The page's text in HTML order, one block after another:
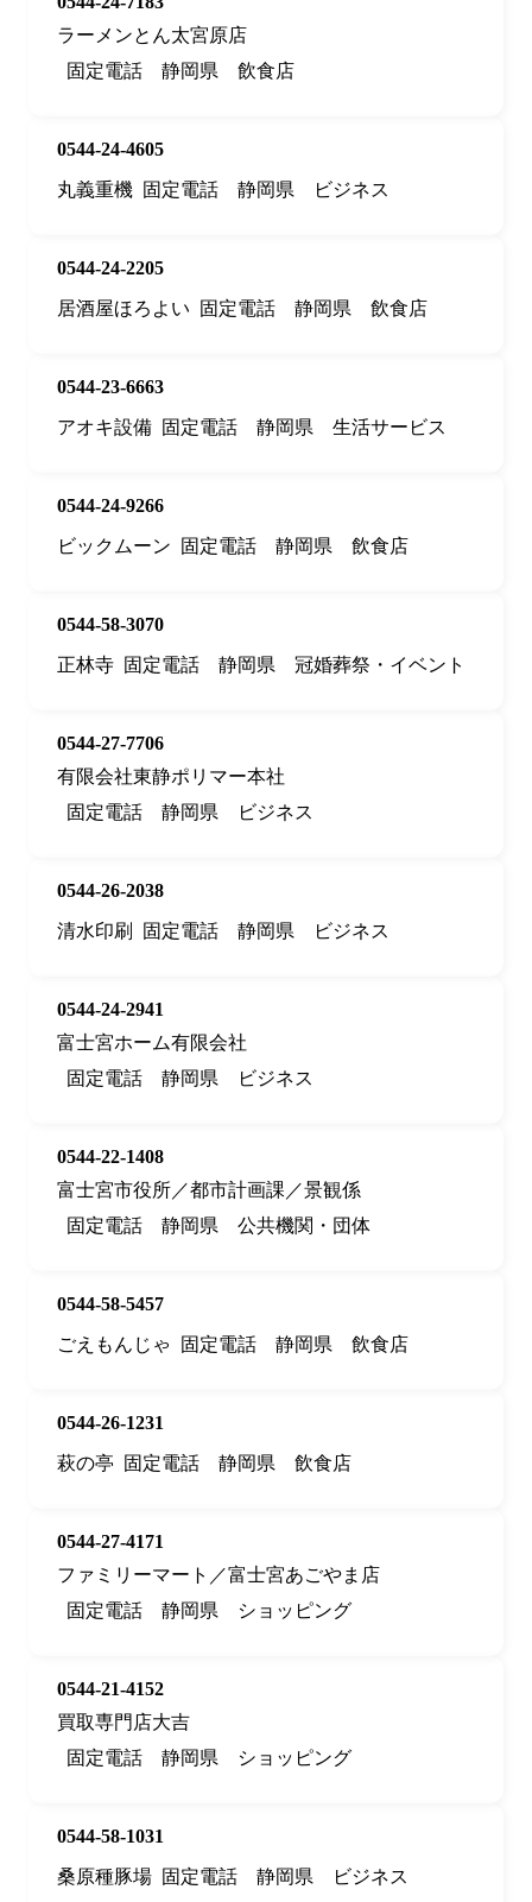
ラーメンとん太宮原店
固定電話
静岡県 飲食店
0544-24-4605
丸義重機 固定電話 静岡県 ビジネス
0544-24-2205
居酒屋ほろよい
固定電話 静岡県 飲食店
0544-23-6663
アオキ設備 固定電話 静岡県 生活サービス
0544-24-9266
ビックムーン
固定電話 静岡県 飲食店
0544-58-3070
正林寺 固定電話 静岡県 冠婚葬祭・イベント
0544-27-7706
有限会社東静ポリマー本社
固定電話
静岡県 ビジネス
0544-26-2038
清水印刷
固定電話 静岡県 ビジネス
0544-24-2941
富士宮ホーム有限会社
固定電話
静岡県 ビジネス
0544-22-1408
富士宮市役所／都市計画課／景観係
固定電話
静岡県 公共機関・団体
0544-58-5457
ごえもんじゃ
固定電話 静岡県 飲食店
0544-26-1231
萩の亭
固定電話 静岡県 飲食店
0544-27-4171
ファミリーマート／富士宮あごやま店
固定電話
静岡県 ショッピング
0544-21-4152
買取専門店大吉
固定電話
静岡県 ショッピング
0544-58-1031
桑原種豚場 固定電話 静岡県 ビジネス